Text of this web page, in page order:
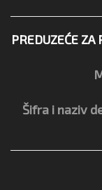
PREDUZEĆE ZA
Šifra i naziv